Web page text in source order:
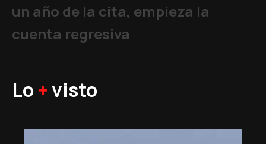
un año de la cita, empieza la
cuenta regresiva
Lo +visto